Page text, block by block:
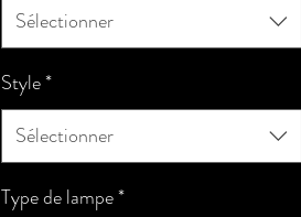
Sélectionner
Style*
Sélectionner
Type de lampe*